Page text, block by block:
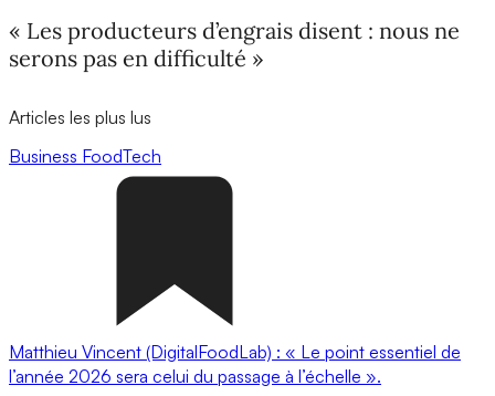
« Les producteurs d’engrais disent : nous ne
serons pas en difficulté »
Articles les plus lus
Business FoodTech
Matthieu Vincent (DigitalFoodLab) : « Le point essentiel de
l’année 2026 sera celui du passage à l’échelle ».